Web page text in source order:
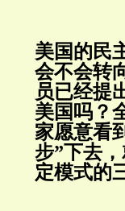
美国的民
会不会转
员已经提
美国吗？
家愿意看
步”下去
定模式的